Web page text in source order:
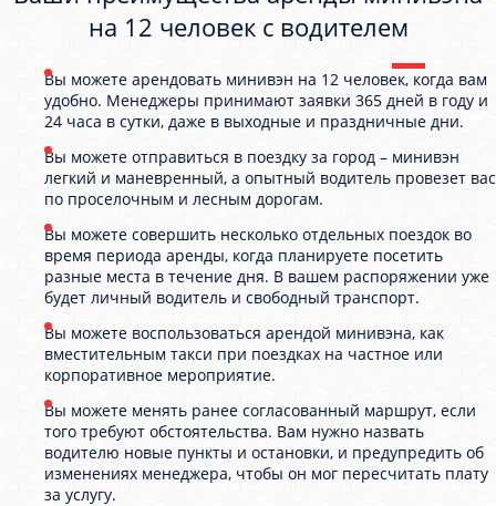
на 12 человек с водителем
Вы можете арендовать минивэн на 12 человек, когда вам
удобно. Менеджеры принимают заявки 365 дней в году и
24 часа в сутки, даже в выходные и праздничные дни.
Вы можете отправиться в поездку за город – минивэн
легкий и маневренный, а опытный водитель провезет вас
по проселочным и лесным дорогам.
Вы можете совершить несколько отдельных поездок во
время периода аренды, когда планируете посетить
разные места в течение дня. В вашем распоряжении уже
будет личный водитель и свободный транспорт.
Вы можете воспользоваться арендой минивэна, как
вместительным такси при поездках на частное или
корпоративное мероприятие.
Вы можете менять ранее согласованный маршрут, если
того требуют обстоятельства. Вам нужно назвать
водителю новые пункты и остановки, и предупредить об
изменениях менеджера, чтобы он мог пересчитать плату
за услугу.